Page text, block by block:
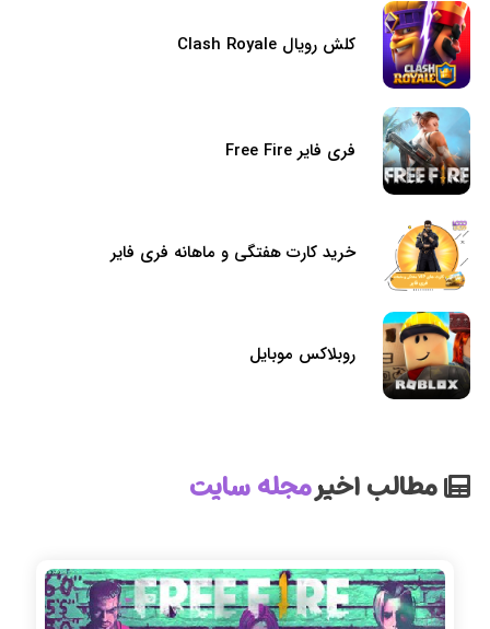
کلش رویال Clash Royale
فری فایر Free Fire
خرید کارت هفتگی و ماهانه فری فایر
روبلاکس موبایل
مطالب اخیرمجله سایت